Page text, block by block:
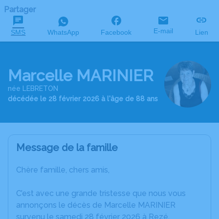
Partager
SMS WhatsApp Facebook E-mail Lien
Marcelle MARINIER
née LEBRETON
décédée le 28 février 2026 à l'âge de 88 ans
Message de la famille
Chère famille, chers amis,
C’est avec une grande tristesse que nous vous
annonçons le décès de Marcelle MARINIER
survenu le samedi 28 février 2026 à Rezé.